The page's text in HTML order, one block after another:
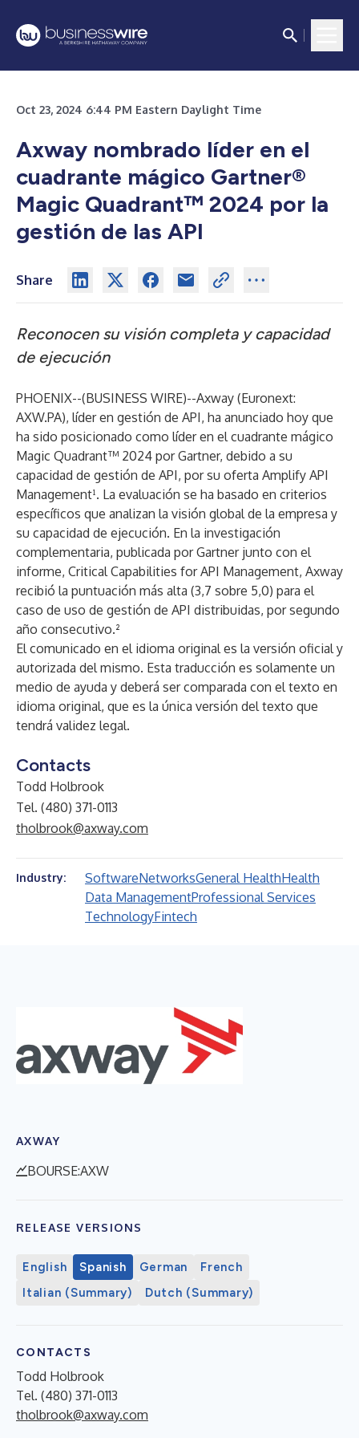
Oct 23, 2024 6:44 PM Eastern Daylight Time
Axway nombrado líder en el
cuadrante mágico Gartner®
Magic Quadrant™ 2024 por la
gestión de las API
Share
Reconocen su visión completa y capacidad
de ejecución
PHOENIX--(BUSINESS WIRE)--Axway (Euronext:
AXW.PA), líder en gestión de API, ha anunciado hoy que
ha sido posicionado como líder en el cuadrante mágico
Magic Quadrant™ 2024 por Gartner, debido a su
capacidad de gestión de API, por su oferta Amplify API
Management¹. La evaluación se ha basado en criterios
específicos que analizan la visión global de la empresa y
su capacidad de ejecución. En la investigación
complementaria, publicada por Gartner junto con el
informe, Critical Capabilities for API Management, Axway
recibió la puntuación más alta (3,7 sobre 5,0) para el
caso de uso de gestión de API distribuidas, por segundo
año consecutivo.²
El comunicado en el idioma original es la versión oficial y
autorizada del mismo. Esta traducción es solamente un
medio de ayuda y deberá ser comparada con el texto en
idioma original, que es la única versión del texto que
tendrá validez legal.
Contacts
Todd Holbrook
Tel. (480) 371-0113
tholbrook@axway.com
Industry: SoftwareNetworksGeneral HealthHealth
Data ManagementProfessional Services
TechnologyFintech
AXWAY
BOURSE:AXW
RELEASE VERSIONS
English Spanish German
French
Italian (Summary)
Dutch (Summary)
CONTACTS
Todd Holbrook
Tel. (480) 371-0113
tholbrook@axway.com